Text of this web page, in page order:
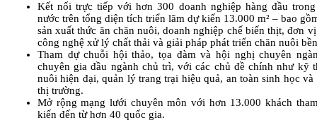
Kết nối trực tiếp với hơn 300 doanh nghiệp hàng đầu
nước trên tổng diện tích triển lãm dự kiến 13.000 m² – bao
sản xuất thức ăn chăn nuôi, doanh nghiệp chế biến thịt, đơn
công nghệ xử lý chất thải và giải pháp phát triển chăn nuôi
Tham dự chuỗi hội thảo, tọa đàm và hội nghị chuyên
chuyên gia đầu ngành chủ trì, với các chủ đề chính như kỹ
nuôi hiện đại, quản lý trang trại hiệu quả, an toàn sinh học
thị trường.
Mở rộng mạng lưới chuyên môn với hơn 13.000 khách
kiến đến từ hơn 40 quốc gia.